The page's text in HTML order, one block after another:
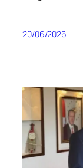
20/06/2026